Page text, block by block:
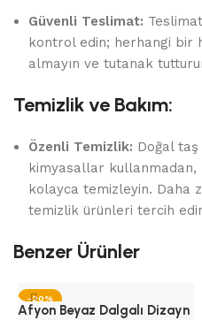
Güvenli Teslimat:
kontrol edin; herhangi bir
almayın ve tutanak
Temizlik ve Bakım:
Özenli Temizlik: Doğal taş
kimyasallar kullanmadan,
kolayca temizleyin. Daha
temizlik ürünleri tercih
Benzer Ürünler
-20%
Afyon Beyaz Dalgalı Dizayn